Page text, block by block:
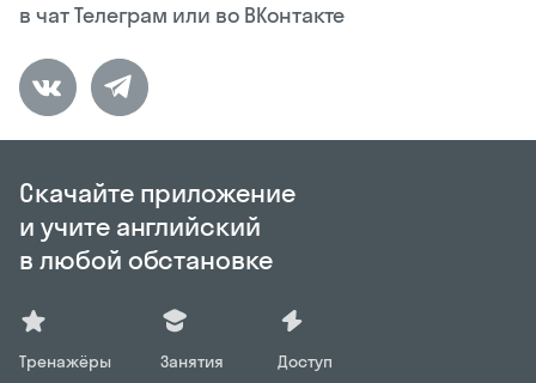
в чат Телеграм или во ВКонтакте
Скачайте приложение
и учите английский
в любой обстановке
Тренажёры
Занятия
Доступ